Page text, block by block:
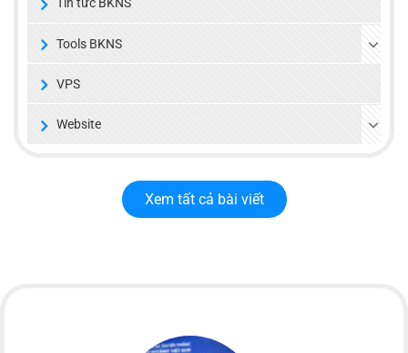
Tin tức BKNS
Tools BKNS
VPS
Website
Xem tất cả bài viết